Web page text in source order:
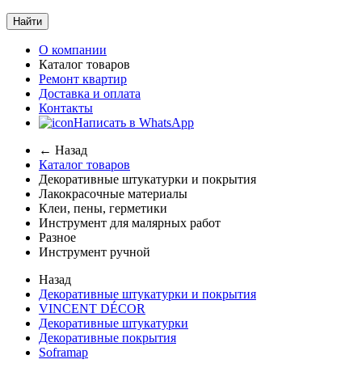
Найти
О компании
Каталог товаров
Ремонт квартир
Доставка и оплата
Контакты
Написать в WhatsApp
← Назад
Каталог товаров
Декоративные штукатурки и покрытия
Лакокрасочные материалы
Клеи, пены, герметики
Инструмент для малярных работ
Разное
Инструмент ручной
Назад
Декоративные штукатурки и покрытия
VINCENT DÉCOR
Декоративные штукатурки
Декоративные покрытия
Soframap